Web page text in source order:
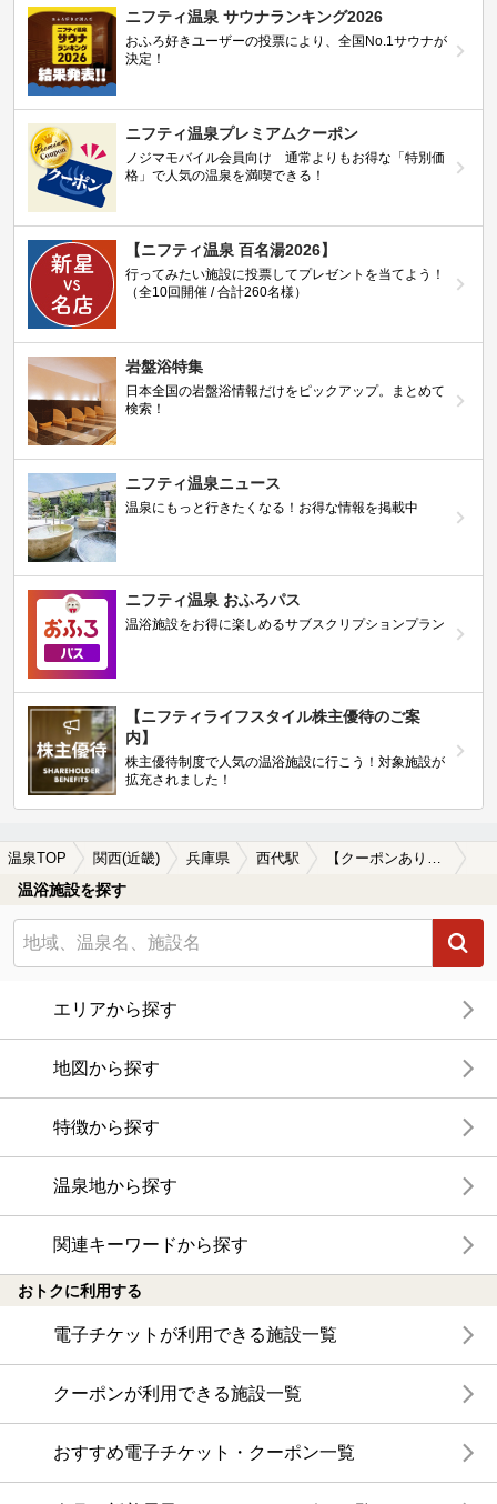
ニフティ温泉 サウナランキング2026
おふろ好きユーザーの投票により、全国No.1サウナが
決定！
ニフティ温泉プレミアムクーポン
ノジマモバイル会員向け 通常よりもお得な「特別価
格」で人気の温泉を満喫できる！
【ニフティ温泉 百名湯2026】
行ってみたい施設に投票してプレゼントを当てよう！
（全10回開催 / 合計260名様）
岩盤浴特集
日本全国の岩盤浴情報だけをピックアップ。まとめて
検索！
ニフティ温泉ニュース
温泉にもっと行きたくなる！お得な情報を掲載中
ニフティ温泉 おふろパス
温浴施設をお得に楽しめるサブスクリプションプラン
【ニフティライフスタイル株主優待のご案
内】
株主優待制度で人気の温浴施設に行こう！対象施設が
拡充されました！
温泉TOP 関西(近畿) 兵庫県 西代駅 【クーポンあり】マッサージ、エステがある西代駅近くの温泉、日帰り温泉、スーパー銭湯おすすめ
温浴施設を探す
エリアから探す
地図から探す
特徴から探す
温泉地から探す
関連キーワードから探す
おトクに利用する
電子チケットが利用できる施設一覧
クーポンが利用できる施設一覧
おすすめ電子チケット・クーポン一覧